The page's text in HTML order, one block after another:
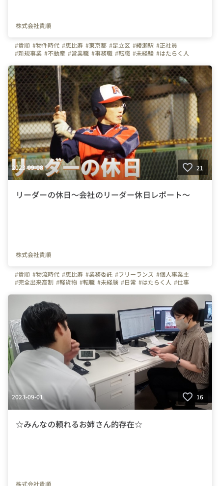
株式会社貴順
#貴順 #物件時代 #恵比寿 #東京都 #足立区 #綾瀬駅 #正社員
#新規事業 #不動産 #営業職 #事務職 #転職 #未経験 #はたらく人
2023-09-08 21
リーダーの休日～会社のリーダー休日レポート～
株式会社貴順
#貴順 #物流時代 #恵比寿 #業務委託 #フリーランス #個人事業主
#完全出来高制 #軽貨物 #転職 #未経験 #日常 #はたらく人 #仕事
2023-09-01 16
☆みんなの頼れるお姉さん的存在☆
株式会社貴順